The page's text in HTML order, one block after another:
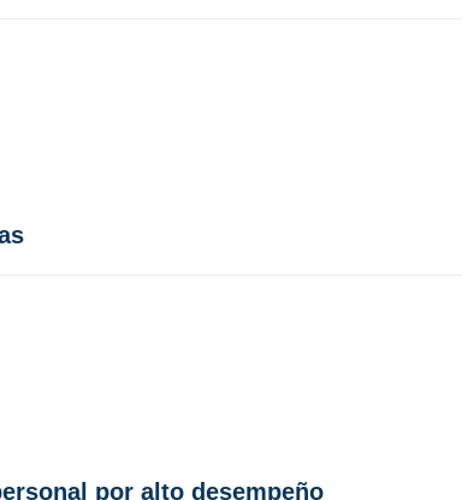
por alto desempeño